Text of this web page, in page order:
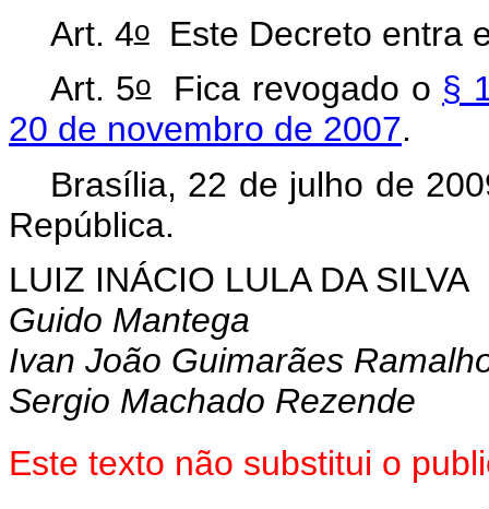
Art. 4oEste Decreto entra
Art. 5oFica revogado o §
20 de novembro de 2007.
Brasília, 22 de julho de
República.
LUIZ INÁCIO LULA DA SILVA
Guido Mantega
Ivan João Guimarães
Sergio Machado Rezende
Este texto não substitui o